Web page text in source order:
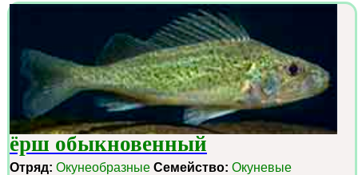
ёрш обыкновенный
Отряд: Окунеобразные Семейство: Окуневые